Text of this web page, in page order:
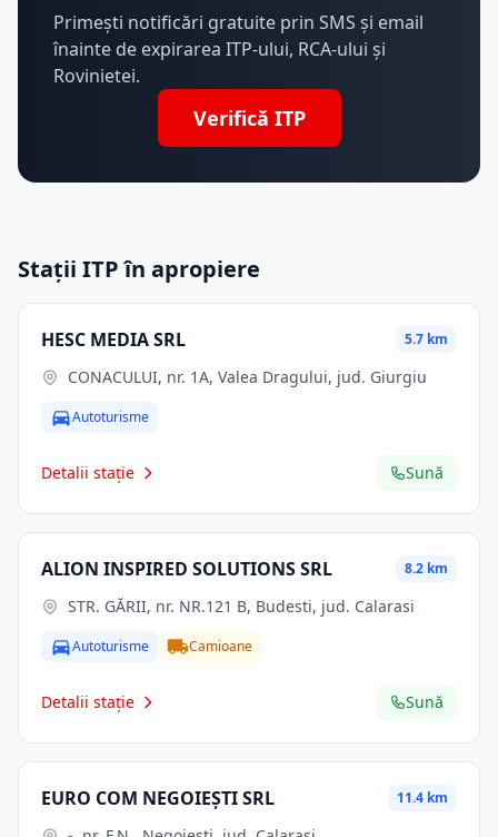
Primești notificări gratuite prin SMS și email
înainte de expirarea ITP-ului, RCA-ului și
Rovinietei.
Verifică ITP
Stații ITP în apropiere
HESC MEDIA SRL 5.7 km
CONACULUI, nr. 1A, Valea Dragului, jud. Giurgiu
Autoturisme
Detalii stație Sună
ALION INSPIRED SOLUTIONS SRL 8.2 km
STR. GĂRII, nr. NR.121 B, Budesti, jud. Calarasi
Autoturisme Camioane
Detalii stație Sună
EURO COM NEGOIEŞTI SRL 11.4 km